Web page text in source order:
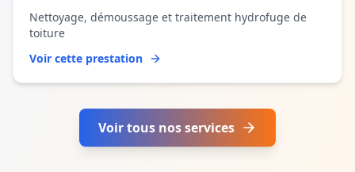
Nettoyage, démoussage et traitement hydrofuge de
toiture
Voir cette prestation
Voir tous nos services